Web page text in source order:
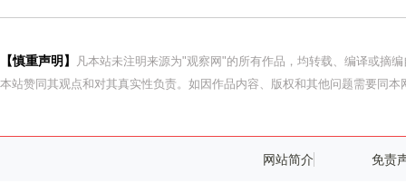
【慎重声明】
凡本站未注明来源为"观察网"的所有作品，均转载、编译或摘
本站赞同其观点和对其真实性负责。如因作品内容、版权和其他问题需要同本
网站简介 免责